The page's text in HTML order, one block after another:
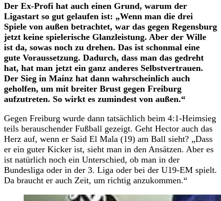
Der Ex-Profi hat auch einen Grund, warum der
Ligastart so gut gelaufen ist: „Wenn man die drei
Spiele von außen betrachtet, war das gegen Regensburg
jetzt keine spielerische Glanzleistung. Aber der Wille
ist da, sowas noch zu drehen. Das ist schonmal eine
gute Voraussetzung. Dadurch, dass man das gedreht
hat, hat man jetzt ein ganz anderes Selbstvertrauen.
Der Sieg in Mainz hat dann wahrscheinlich auch
geholfen, um mit breiter Brust gegen Freiburg
aufzutreten. So wirkt es zumindest von außen.“
Gegen Freiburg wurde dann tatsächlich beim 4:1-Heimsieg
teils berauschender Fußball gezeigt. Geht Hector auch das
Herz auf, wenn er Said El Mala (19) am Ball sieht? „Dass
er ein guter Kicker ist, sieht man in den Ansätzen. Aber es
ist natürlich noch ein Unterschied, ob man in der
Bundesliga oder in der 3. Liga oder bei der U19-EM spielt.
Da braucht er auch Zeit, um richtig anzukommen.“